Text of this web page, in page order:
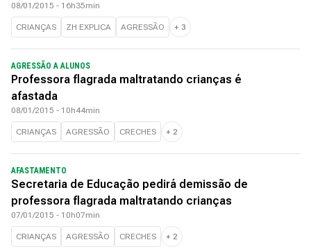
08/01/2015 - 16h35min
CRIANÇAS ZH EXPLICA AGRESSÃO + 3
AGRESSÃO A ALUNOS
Professora flagrada maltratando crianças é
afastada
08/01/2015 - 10h44min
CRIANÇAS AGRESSÃO CRECHES + 2
AFASTAMENTO
Secretaria de Educação pedirá demissão de
professora flagrada maltratando crianças
07/01/2015 - 10h07min
CRIANÇAS AGRESSÃO CRECHES + 2